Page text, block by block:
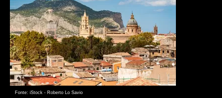
Fonte: iStock - Roberto Lo Savio